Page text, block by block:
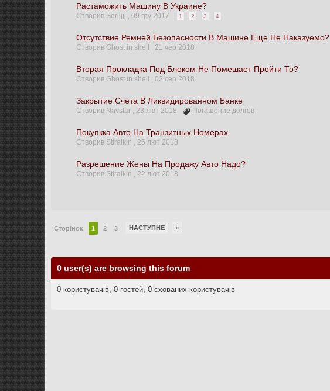
Растаможить Машину В Украине?
Створив Serjjjjj ,09 гру 2017 1 2 3 4
Отсутствие Ремней Безопасности В Машине Еще Не Наказуемо?
Створив Ghost in shell , 21 чер 2018
Вторая Прокладка Под Блоком Не Помешает Пройти То?
Створив Ghost in shell ,02 сер 2018
Закрытие Счета В Ликвидированном Банке
Створив Navstar , 23 лют 2018 Погашение долгов
Покупкка Авто На Транзитных Номерах
Створив Stiralkin , 25 лют 2018
Разрешение Жены На Продажу Авто Надо?
Створив Stiralkin , 22 лют 2018
Сторінок 1 2 3 НАСТУПНЕ »
0 user(s) are browsing this forum
0 користувачів, 0 гостей, 0 схованих користувачів